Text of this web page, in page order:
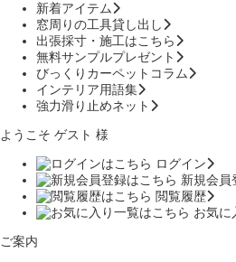
新着アイテム
窓周りの工具貸し出し
出張採寸・施工はこちら
無料サンプルプレゼント
びっくりカーペットコラム
インテリア用語集
強力滑り止めネット
ようこそ ゲスト 様
ログイン
新規会員
閲覧履歴
お気に
ご案内